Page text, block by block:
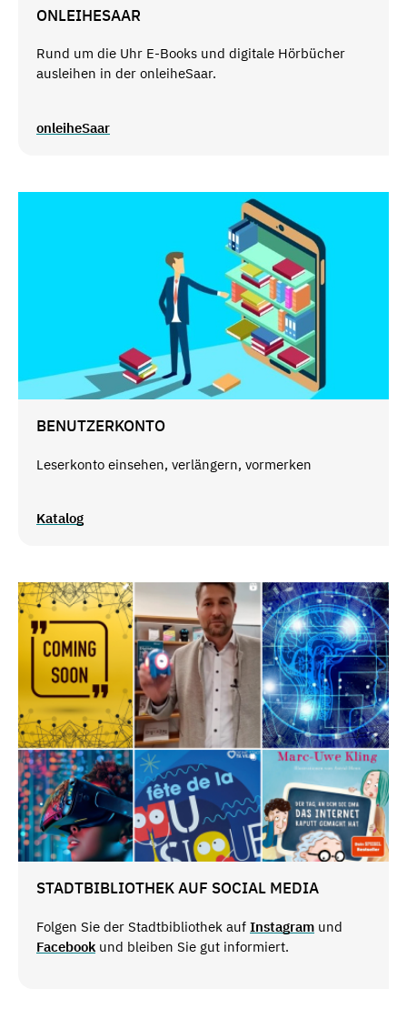
ONLEIHESAAR
Rund um die Uhr E-Books und digitale Hörbücher
ausleihen in der onleiheSaar.
onleiheSaar
BENUTZERKONTO
Leserkonto einsehen, verlängern, vormerken
Katalog
STADTBIBLIOTHEK AUF SOCIAL MEDIA
Folgen Sie der Stadtbibliothek auf Instagram und
Facebook und bleiben Sie gut informiert.